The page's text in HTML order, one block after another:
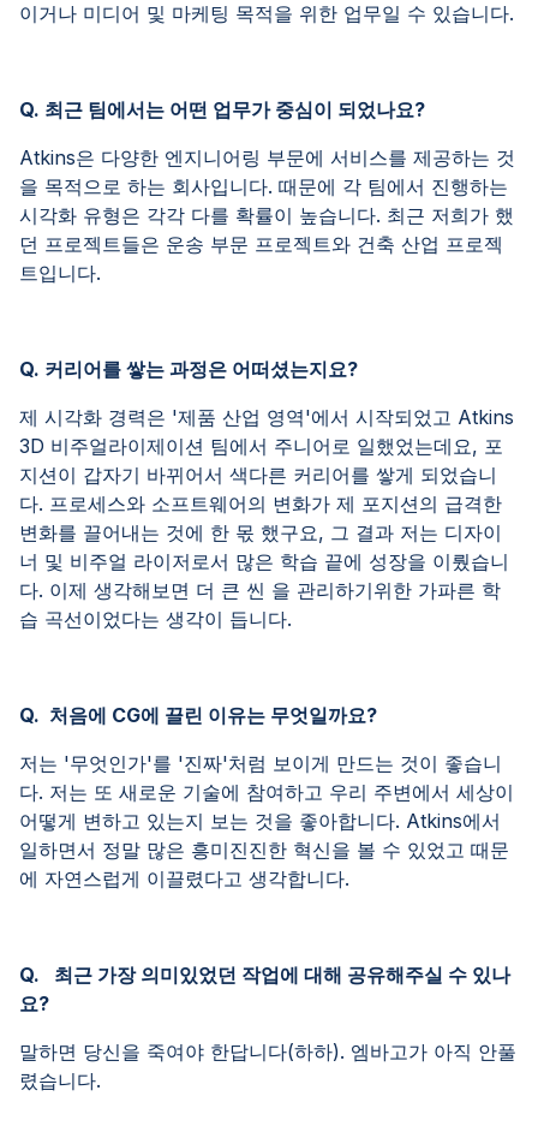
이거나 미디어 및 마케팅 목적을 위한 업무일 수 있습니다.
Q. 최근 팀에서는 어떤 업무가 중심이 되었나요?
Atkins은 다양한 엔지니어링 부문에 서비스를 제공하는 것
을 목적으로 하는 회사입니다. 때문에 각 팀에서 진행하는
시각화 유형은 각각 다를 확률이 높습니다. 최근 저희가 했
던 프로젝트들은 운송 부문 프로젝트와 건축 산업 프로젝
트입니다.
Q. 커리어를 쌓는 과정은 어떠셨는지요?
제 시각화 경력은 '제품 산업 영역'에서 시작되었고 Atkins
3D 비주얼라이제이션 팀에서 주니어로 일했었는데요, 포
지션이 갑자기 바뀌어서 색다른 커리어를 쌓게 되었습니
다. 프로세스와 소프트웨어의 변화가 제 포지션의 급격한
변화를 끌어내는 것에 한 몫 했구요, 그 결과 저는 디자이
너 및 비주얼 라이저로서 많은 학습 끝에 성장을 이뤘습니
다. 이제 생각해보면 더 큰 씬 을 관리하기위한 가파른 학
습 곡선이었다는 생각이 듭니다.
Q. 처음에 CG에 끌린 이유는 무엇일까요?
저는 '무엇인가'를 '진짜'처럼 보이게 만드는 것이 좋습니
다. 저는 또 새로운 기술에 참여하고 우리 주변에서 세상이
어떻게 변하고 있는지 보는 것을 좋아합니다. Atkins에서
일하면서 정말 많은 흥미진진한 혁신을 볼 수 있었고 때문
에 자연스럽게 이끌렸다고 생각합니다.
Q. 최근 가장 의미있었던 작업에 대해 공유해주실 수 있나
요?
말하면 당신을 죽여야 한답니다(하하). 엠바고가 아직 안풀
렸습니다.